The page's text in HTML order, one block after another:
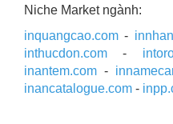
Niche Market ngành:
inquangcao.com -
inthucdon.com -
inantem.com -
inancatalogue.com -